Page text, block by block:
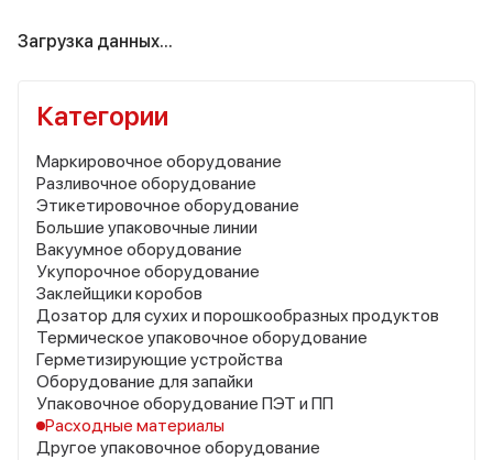
Загрузка данных...
Категории
Маркировочное оборудование
Разливочное оборудование
Этикетировочное оборудование
Большие упаковочные линии
Вакуумное оборудование
Укупорочное оборудование
Заклейщики коробов
Дозатор для сухих и порошкообразных продуктов
Термическое упаковочное оборудование
Герметизирующие устройства
Оборудование для запайки
Упаковочное оборудование ПЭТ и ПП
Расходные материалы
Другое упаковочное оборудование